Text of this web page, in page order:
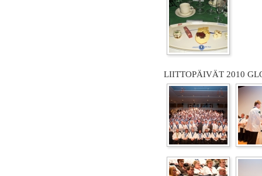
LIITTOPÄIVÄT 2010